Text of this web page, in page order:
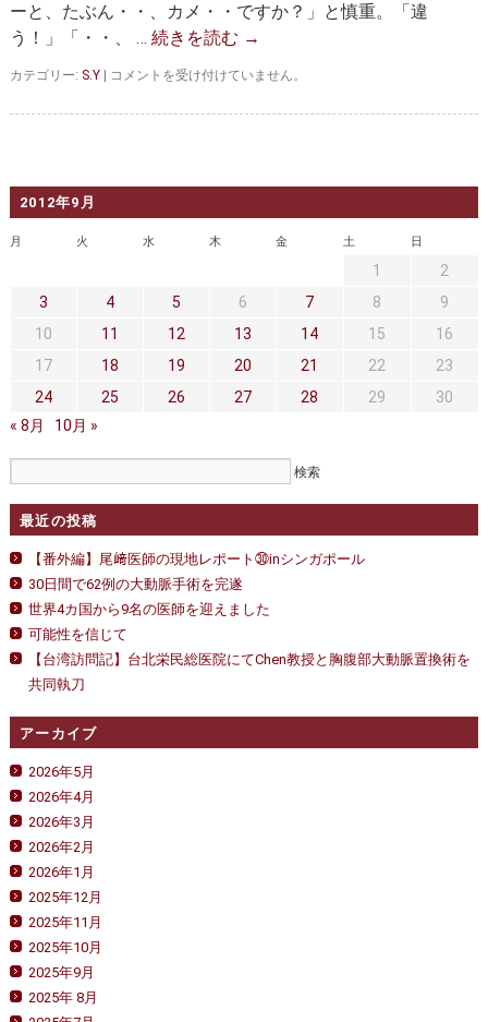
アーカイブ
は
ーと、たぶん・・、カメ・・ですか？」と慎重。「違
う！」「・・、 … 続きを読む →
カテゴリー: S.Y
ウ
ギ
コメントを受け付けていません。
2012年9月
月 火 水 木 金 土 日
1
2
3
4 5 6 7 8
9
10
11 12 13 14 15
16
17
18 19 20 21 22
23
24
25 26 27 28 29
30
« 8月
10月 »
最近の投稿
【番外編】尾﨑医師の現地レポート㉚inシンガポール
30日間で62例の大動脈手術を完遂
世界4カ国から9名の医師を迎えました
可能性を信じて
【台湾訪問記】台北栄民総医院にてChen教授と胸腹部大動脈置換術を
共同執刀
アーカイブ
2026年5月
2026年4月
2026年3月
2026年2月
2026年1月
2025年12月
2025年11月
2025年10月
2025年9月
2025年 8月